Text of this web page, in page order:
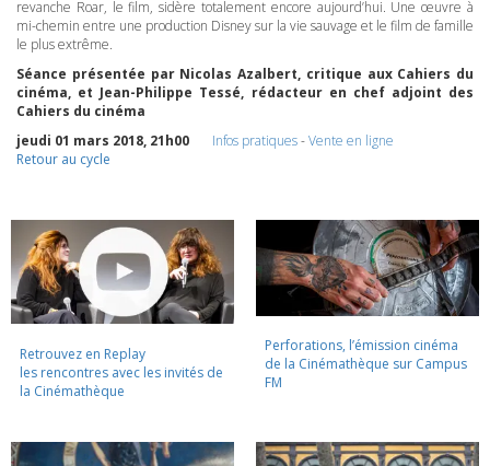
revanche Roar, le film, sidère totalement encore aujourd’hui. Une œuvre à
mi-chemin entre une production Disney sur la vie sauvage et le film de famille
le plus extrême.
Séance présentée par Nicolas Azalbert, critique aux Cahiers du
cinéma, et Jean-Philippe Tessé, rédacteur en chef adjoint des
Cahiers du cinéma
jeudi 01 mars 2018, 21h00
Infos pratiques-Vente en ligne
Retour au cycle
Retrouvez en Replay
les rencontres avec les invités de
la Cinémathèque
Perforations, l’émission cinéma
de la Cinémathèque sur Campus
FM